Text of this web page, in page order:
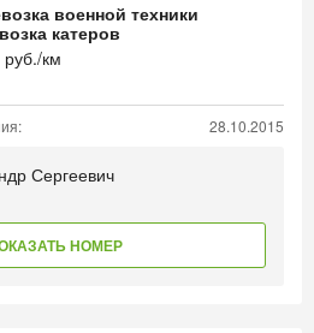
военной техники
катеров
руб./км
28.10.2015
Сергеевич
НОМЕР